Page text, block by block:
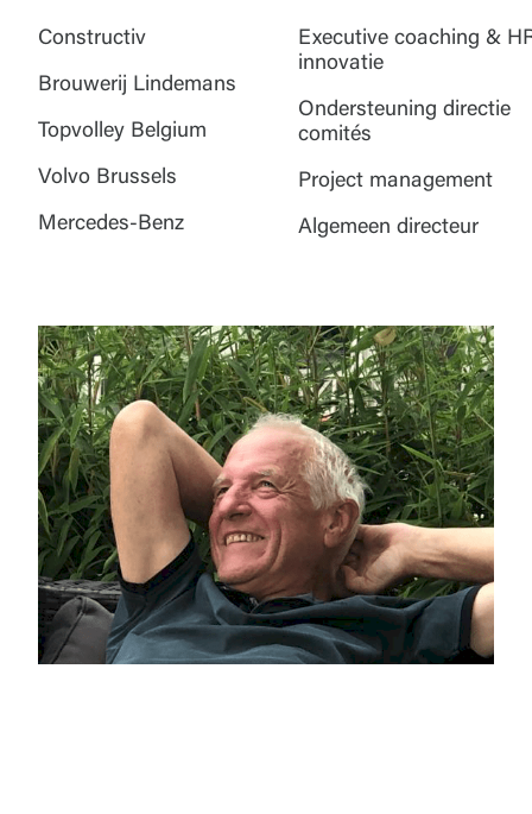
Constructiv
Brouwerij Lindemans
Topvolley Belgium
Volvo Brussels
Mercedes-Benz
Executive coaching &
innovatie
Ondersteuning directie
comités
Project management
Algemeen directeur